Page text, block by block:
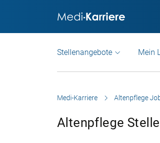
Stellenangebote Mein
Medi-Karriere Altenpflege
Altenpflege